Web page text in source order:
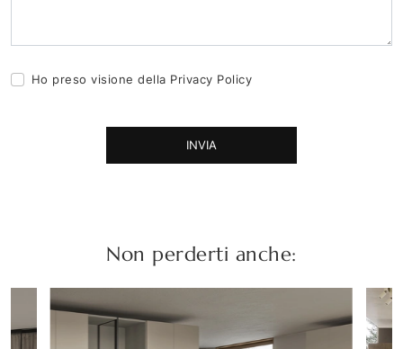
Ho preso visione della Privacy Policy
INVIA
Non perderti anche: